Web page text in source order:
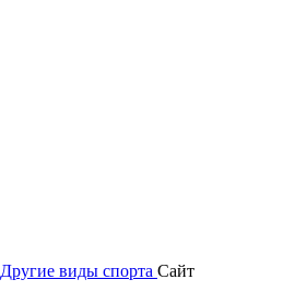
Другие виды спорта Сайт